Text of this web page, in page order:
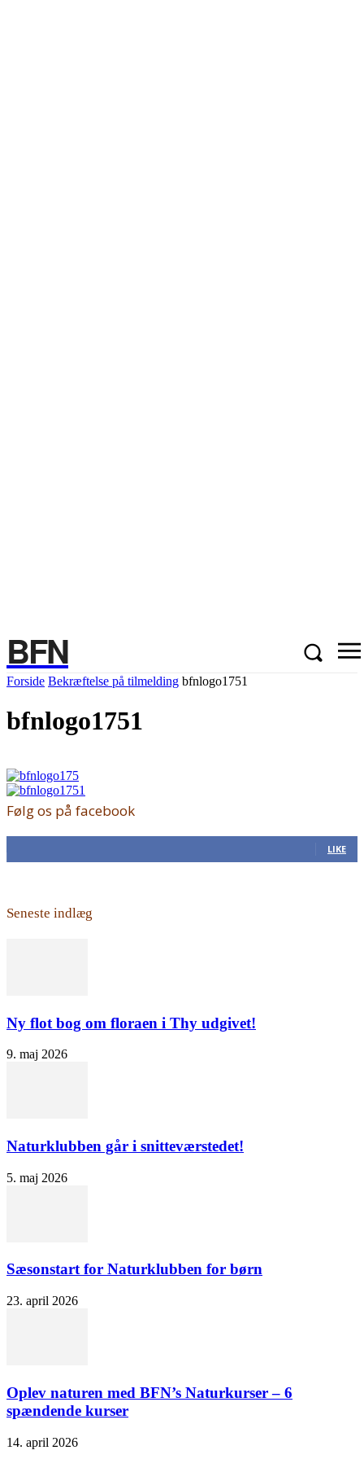
BFN
Forside Bekræftelse på tilmelding bfnlogo1751
bfnlogo1751
Følg os på facebook
LIKE
Seneste indlæg
Ny flot bog om floraen i Thy udgivet!
9. maj 2026
Naturklubben går i snitteværstedet!
5. maj 2026
Sæsonstart for Naturklubben for børn
23. april 2026
Oplev naturen med BFN’s Naturkurser – 6
spændende kurser
14. april 2026